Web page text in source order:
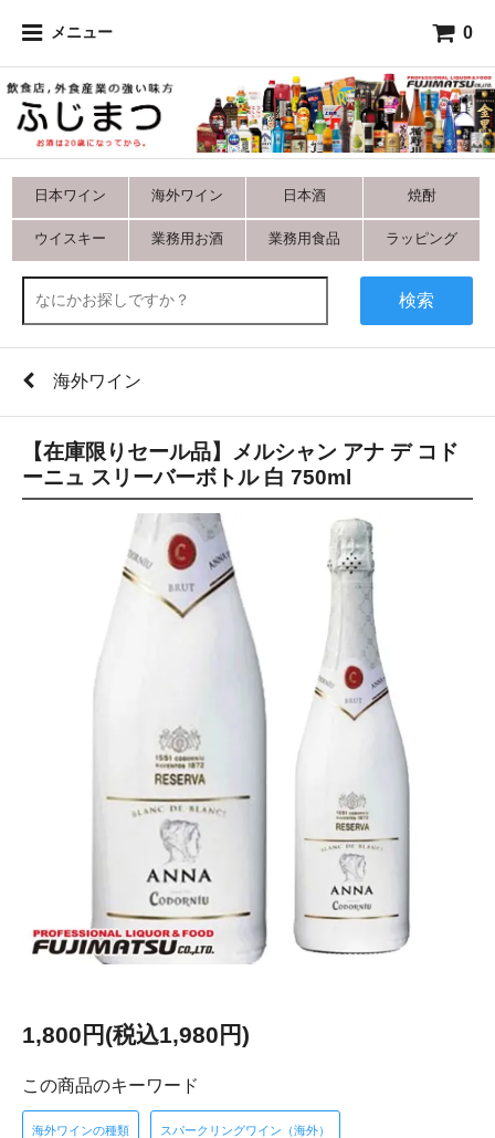
メニュー 0
日本ワイン 海外ワイン 日本酒 焼酎
ウイスキー 業務用お酒 業務用食品 ラッピング
検索
海外ワイン
【在庫限りセール品】メルシャン アナ デ コド
ーニュ スリーバーボトル 白 750ml
1,800円(税込1,980円)
この商品のキーワード
海外ワインの種類 スパークリングワイン（海外）